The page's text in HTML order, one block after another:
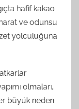
hafif kakao
ve odunsu
yolculuğuna
olmaları,
büyük neden.